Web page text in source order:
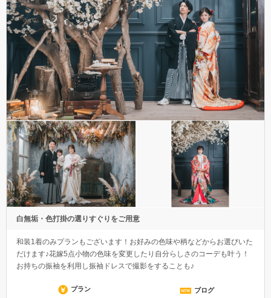
白無垢・色打掛の選りすぐりをご用意
和装1着のみプランもございます！お好みの色味や柄などからお選びいた
だけます♪花嫁5点小物の色味を変更したり自分らしさのコーデも叶う！
お持ちの振袖を利用し振袖ドレスで撮影をすることも♪
プラン ブログ